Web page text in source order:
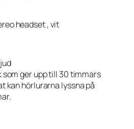
headset , vit
som ger upp till 30 timmars
kan hörlurarna lyssna på